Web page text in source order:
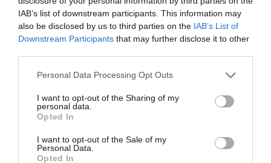
IAB’s list of downstream participants. This information may
also be disclosed by us to third parties on the IAB’s List of
Downstream Participants that may further disclose it to other
Please note that this website/app uses one or more Google
not limited to your visit or usage behaviour. You may click to
grant or deny consent to Google and its third-party tags to
use your data for below specified purposes in below Google
consent section.
Personal Data Processing Opt Outs
I want to opt-out of the Sharing of my
personal data.
Opted In
I want to opt-out of the Sale of my
Personal Data.
Opted In
06.08.2026 | 14:02